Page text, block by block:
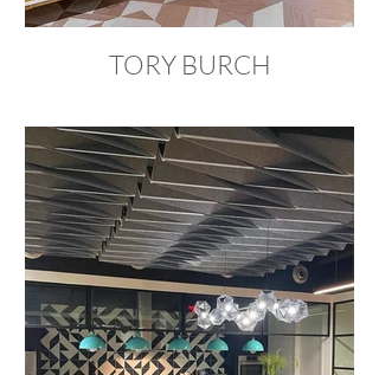
TORY BURCH